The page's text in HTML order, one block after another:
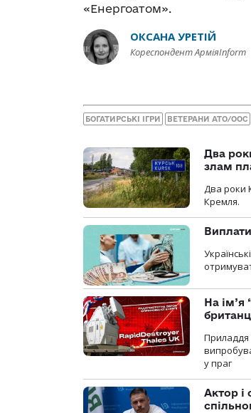
«Енергоатом».
ОКСАНА УРЕТІЙ
Кореспондент АрміяInform
БОГАТИРСЬКІ ІГРИ ВЕТЕРАНИ АТО/ООС
Два
злам
Два роки
Кремля.
На ім’я
Приладдя
у праг
Актор і